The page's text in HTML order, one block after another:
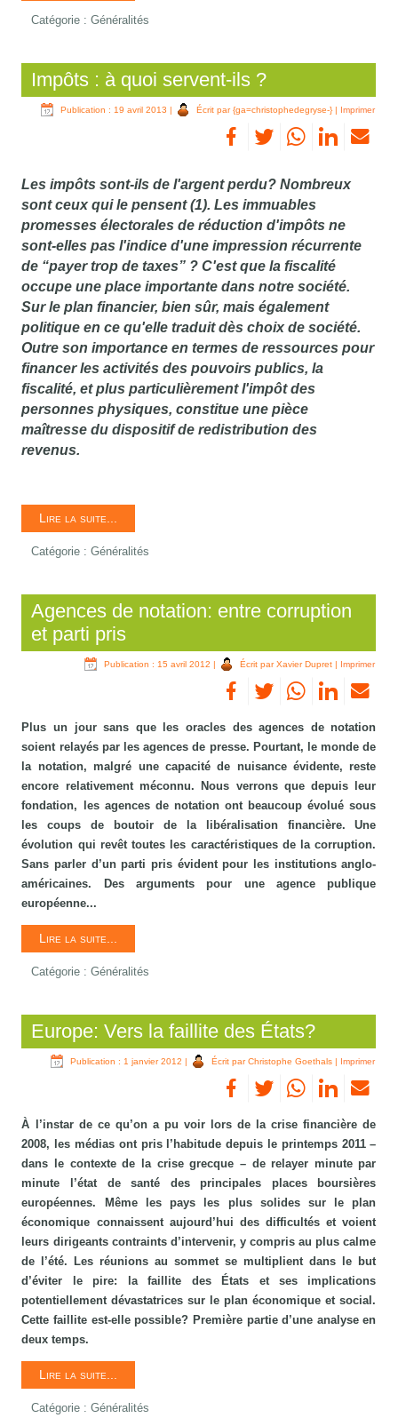
Catégorie :Généralités
Impôts : à quoi servent-ils ?
Publication : 19 avril 2013 | Écrit par {ga=christophedegryse-} | Imprimer
Les impôts sont-ils de l'argent perdu? Nombreux
sont ceux qui le pensent (1). Les immuables
promesses électorales de réduction d'impôts ne
sont-elles pas l'indice d'une impression récurrente
de “payer trop de taxes” ? C'est que la fiscalité
occupe une place importante dans notre société.
Sur le plan financier, bien sûr, mais également
politique en ce qu'elle traduit dès choix de société.
Outre son importance en termes de ressources pour
financer les activités des pouvoirs publics, la
fiscalité, et plus particulièrement l'impôt des
personnes physiques, constitue une pièce
maîtresse du dispositif de redistribution des
revenus.
Lire la suite...
Catégorie :Généralités
Agences de notation: entre corruption
et parti pris
Publication : 15 avril 2012 | Écrit par Xavier Dupret | Imprimer
Plus un jour sans que les oracles des agences de notation
soient relayés par les agences de presse. Pourtant, le monde de
la notation, malgré une capacité de nuisance évidente, reste
encore relativement méconnu. Nous verrons que depuis leur
fondation, les agences de notation ont beaucoup évolué sous
les coups de boutoir de la libéralisation financière. Une
évolution qui revêt toutes les caractéristiques de la corruption.
Sans parler d’un parti pris évident pour les institutions anglo-
américaines. Des arguments pour une agence publique
européenne...
Lire la suite...
Catégorie :Généralités
Europe: Vers la faillite des États?
Publication : 1 janvier 2012 | Écrit par Christophe Goethals | Imprimer
À l’instar de ce qu’on a pu voir lors de la crise financière de
2008, les médias ont pris l’habitude depuis le printemps 2011 –
dans le contexte de la crise grecque – de relayer minute par
minute l’état de santé des principales places boursières
européennes. Même les pays les plus solides sur le plan
économique connaissent aujourd’hui des difficultés et voient
leurs dirigeants contraints d’intervenir, y compris au plus calme
de l’été. Les réunions au sommet se multiplient dans le but
d’éviter le pire: la faillite des États et ses implications
potentiellement dévastatrices sur le plan économique et social.
Cette faillite est-elle possible? Première partie d’une analyse en
deux temps.
Lire la suite...
Catégorie :Généralités